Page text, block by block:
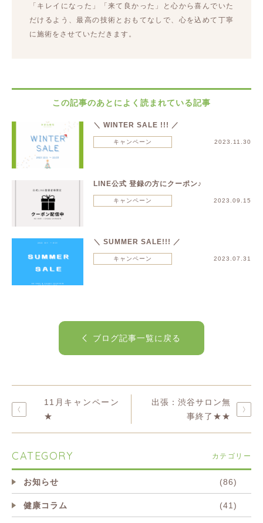
「キレイになった」「来て良かった」と心から喜んでいた
だけるよう、最高の技術とおもてなしで、心を込めて丁寧
に施術をさせていただきます。
この記事のあとによく読まれている記事
＼ WINTER SALE !!! ／
キャンペーン 2023.11.30
LINE公式 登録の方にクーポン♪
キャンペーン 2023.09.15
＼ SUMMER SALE!!! ／
キャンペーン 2023.07.31
ブログ記事一覧に戻る
11月キャンペーン
★
出張：渋谷サロン無
事終了★★
CATEGORY カテゴリー
お知らせ (86)
健康コラム (41)